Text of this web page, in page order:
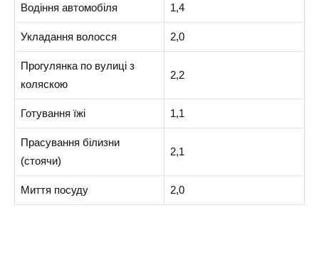
Водіння автомобіля 1,4
Укладання волосся 2,0
Прогулянка по вулиці з
коляскою
2,2
Готування їжі 1,1
Прасування білизни
(стоячи)
2,1
Миття посуду 2,0